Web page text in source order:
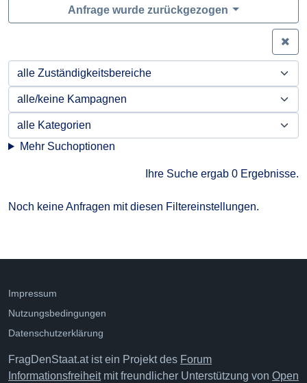
Anfrage wurde zurückgezogen
Mehr Suchoptionen
Ihre Suche ergab 0 Ergebnisse.
Noch keine Anfragen mit diesen Filtereinstellungen.
Impressum
Nutzungsbedingungen
Datenschutzerklärung
FragDenStaat.at ist ein Projekt des Forum
Informationsfreiheitmit freundlicher Unterstützung von Open